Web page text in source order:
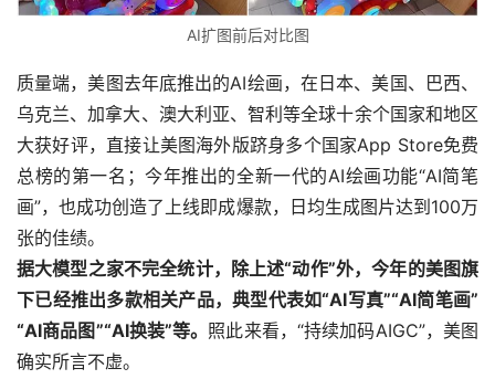
AI扩图前后对比图
质量端，美图去年底推出的AI绘画，在日本、美国、巴西、
乌克兰、加拿大、澳大利亚、智利等全球十余个国家和地区
大获好评，直接让美图海外版跻身多个国家App Store免费
总榜的第一名；今年推出的全新一代的AI绘画功能“AI简笔
画”，也成功创造了上线即成爆款，日均生成图片达到100万
张的佳绩。
据大模型之家不完全统计，除上述“动作”外，今年的美图旗
下已经推出多款相关产品，典型代表如“AI写真”“AI简笔画”
“AI商品图”“AI换装”等。 照此来看，“持续加码AIGC”，美图
确实所言不虚。